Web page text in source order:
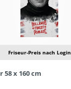
Friseur-Preis nach Login
x 160 cm